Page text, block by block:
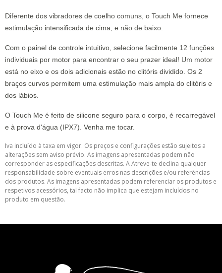
Diferente dos vibradores de coelho comuns, o Touch Me fornece
estimulação intensificada de cima, e não de baixo.
Com o painel de controle intuitivo, selecione facilmente 12 funções
individuais por motor para encontrar o seu prazer ideal! Um motor
está no eixo e os dois adicionais estão no clitóris dividido. Os 2
braços curvos permitem uma estimulação mais ampla do clitóris e
dos lábios.
O Touch Me é feito de silicone seguro para o corpo, é recarregável
e à prova d'água (IPX7). Venha me tocar.
Iva incluído à taxa em vigor. Os preços e configurações estão sujeitos a
alterações sem aviso prévio. As imagens apresentadas podem não
corresponder as especificações descritas. A Atreve-te declina qualquer
responsabilidade sobre eventuais erros nas descrições e/ou referências
dos produtos. As imagens apresentadas podem referenciar os produtos e
respetivos acessórios, tal facto não implica que estejam incluídos no
produto em questão.